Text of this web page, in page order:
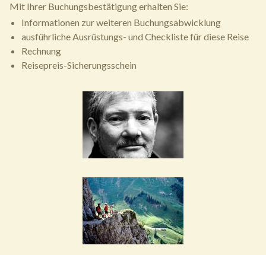
Mit Ihrer Buchungsbestätigung erhalten Sie:
Informationen zur weiteren Buchungsabwicklung
ausführliche Ausrüstungs- und Checkliste für diese Reise
Rechnung
Reisepreis-Sicherungsschein